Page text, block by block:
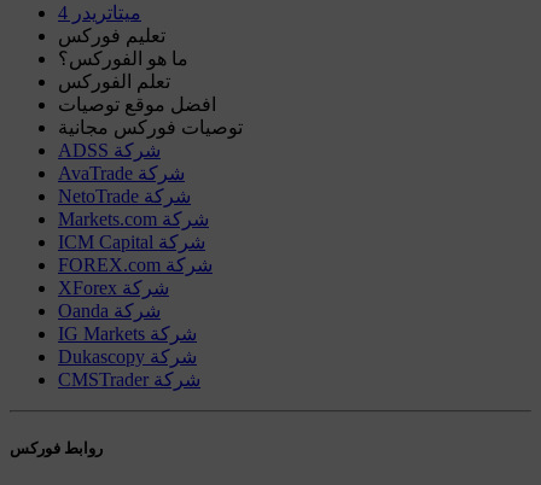
ميتاتريدر 4
تعليم فوركس
ما هو الفوركس؟
تعلم الفوركس
افضل موقع توصيات
توصيات فوركس مجانية
ADSS شركة
AvaTrade شركة
NetoTrade شركة
Markets.com شركة
ICM Capital شركة
FOREX.com شركة
XForex شركة
Oanda شركة
IG Markets شركة
Dukascopy شركة
CMSTrader شركة
روابط فوركس